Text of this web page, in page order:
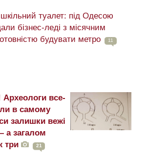
туалет: під Одесою
бізнес-леді з місячним
будувати метро
11
все-
в самому
залишки вежі
а загалом
три
21